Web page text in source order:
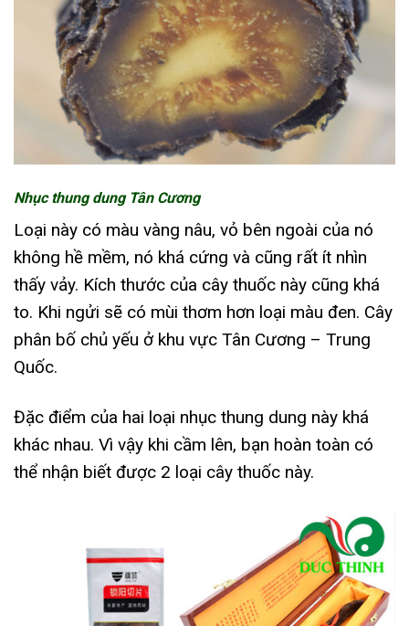
Nhục thung dung Tân Cương
Loại này có màu vàng nâu, vỏ bên ngoài của nó
không hề mềm, nó khá cứng và cũng rất ít nhìn
thấy vảy. Kích thước của cây thuốc này cũng khá
to. Khi ngửi sẽ có mùi thơm hơn loại màu đen. Cây
phân bố chủ yếu ở khu vực Tân Cương – Trung
Quốc.
Đặc điểm của hai loại nhục thung dung này khá
khác nhau. Vì vậy khi cầm lên, bạn hoàn toàn có
thể nhận biết được 2 loại cây thuốc này.